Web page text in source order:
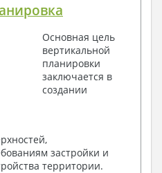
Основная цель
вертикальной
планировки
заключается в
создании
застройки и
территории.